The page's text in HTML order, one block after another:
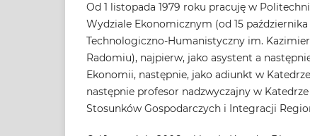
Od 1 listopada 1979 roku pracuję w
Wydziale Ekonomicznym (od 15 października
Technologiczno-Humanistyczny im.
Radomiu), najpierw, jako asystent a
Ekonomii, następnie, jako adiunkt w
następnie profesor nadzwyczajny w
Stosunków Gospodarczych i Integracji